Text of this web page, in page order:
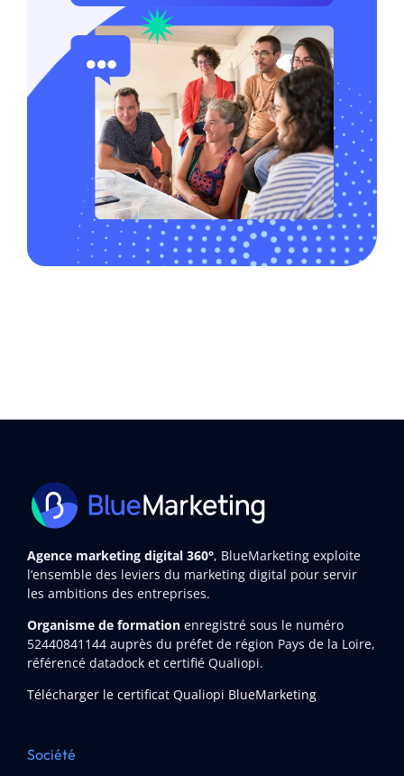
Agence marketing digital 360°, BlueMarketing exploite
l’ensemble des leviers du marketing digital pour servir
les ambitions des entreprises.
Organisme de formation enregistré sous le numéro
52440841144auprès du préfet de région Pays de la Loire,
référencé datadock et certifié Qualiopi.
Télécharger le certificat Qualiopi BlueMarketing
Société